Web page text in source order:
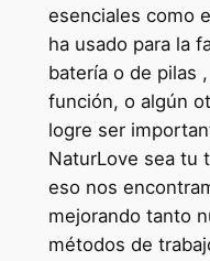
esenciales como
ha usado para la
batería o de pilas
función, o algún
logre ser
NaturLove sea tu
eso nos
mejorando tanto
métodos de